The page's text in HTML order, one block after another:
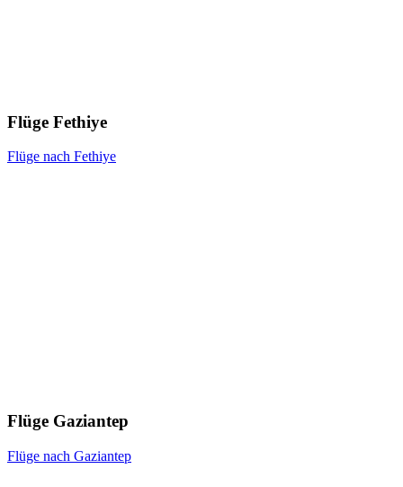
Flüge Fethiye
Flüge nach Fethiye
Flüge Gaziantep
Flüge nach Gaziantep